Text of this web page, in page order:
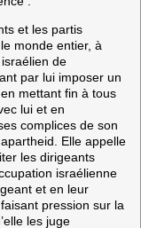
et les partis
monde entier, à
de
par lui imposer un
mettant fin à tous
lui et en
complices de son
Elle appelle
les dirigeants
israélienne
et en leur
pression sur la
les juge